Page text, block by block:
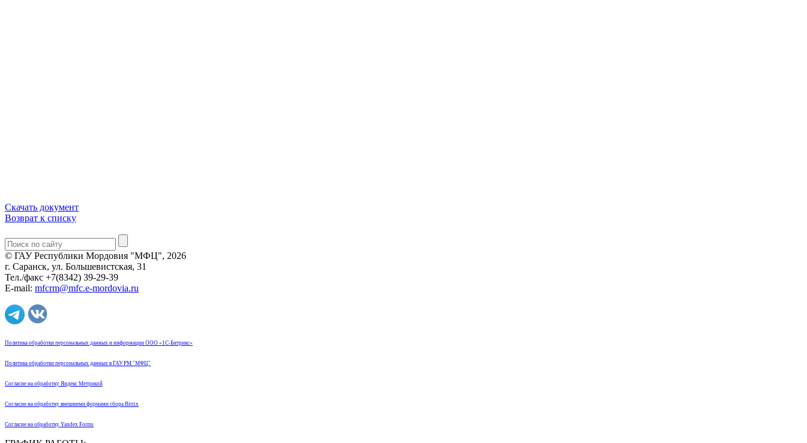
Скачать документ
Возврат к списку
© ГАУ Республики Мордовия "МФЦ", 2026
г. Саранск, ул. Большевистская, 31
Тел./факс +7(8342) 39-29-39
E-mail: mfcrm@mfc.e-mordovia.ru
Политика обработки персональных данных и информации ООО «1С-Битрикс»
Политика обработки персональных данных в ГАУ РМ "МФЦ"
Согласие на обработку Яндекс Метрикой
Согласие на обработку внешними формами сбора Bitrix
Согласие на обработку Yandex Forms